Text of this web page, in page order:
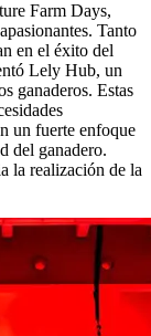
Farm Days,
Tanto
en el éxito del
Lely Hub, un
ganaderos. Estas
un fuerte enfoque
del ganadero.
la realización de la